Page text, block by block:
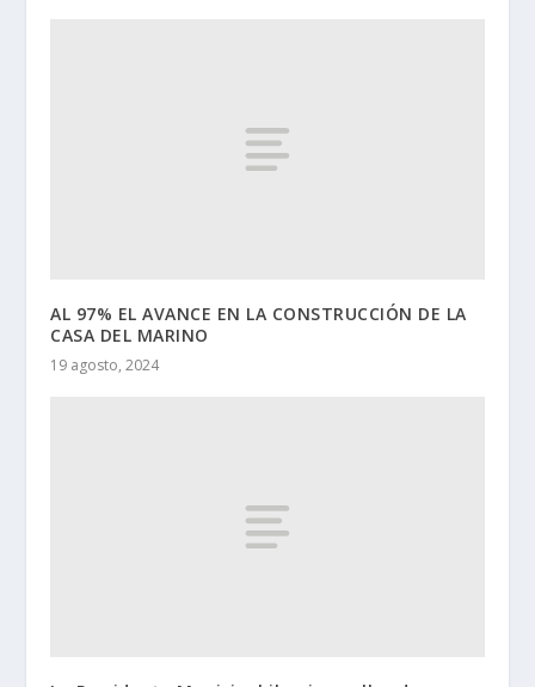
AL 97% EL AVANCE EN LA CONSTRUCCIÓN DE LA
CASA DEL MARINO
19 agosto, 2024